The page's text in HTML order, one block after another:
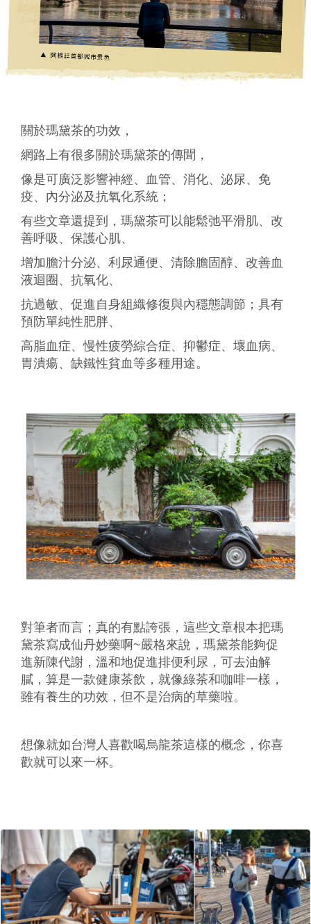
關於瑪黛茶的功效，
網路上有很多關於瑪黛茶的傳聞，
像是可廣泛影響神經、血管、消化、泌尿、免
疫、內分泌及抗氧化系統；
有些文章還提到，瑪黛茶可以能鬆弛平滑肌、改
善呼吸、保護心肌、
增加膽汁分泌、利尿通便、清除膽固醇、改善血
液迴圈、抗氧化、
抗過敏、促進自身組織修復與內穩態調節；具有
預防單純性肥胖、
高脂血症、慢性疲勞綜合症、抑鬱症、壞血病、
胃潰瘍、缺鐵性貧血等多種用途。
對筆者而言；真的有點誇張，這些文章根本把瑪
黛茶寫成仙丹妙藥啊~嚴格來說，瑪黛茶能夠促
進新陳代謝，溫和地促進排便利尿，可去油解
膩，算是一款健康茶飲，就像綠茶和咖啡一樣，
雖有養生的功效，但不是治病的草藥啦。
想像就如台灣人喜歡喝烏龍茶這樣的概念，你喜
歡就可以來一杯。